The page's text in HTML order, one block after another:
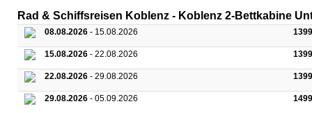
Rad & Schiffsreisen Koblenz - Koblenz 2-Bettkabine
08.08.2026 - 15.08.2026
15.08.2026 - 22.08.2026
22.08.2026 - 29.08.2026
29.08.2026 - 05.09.2026